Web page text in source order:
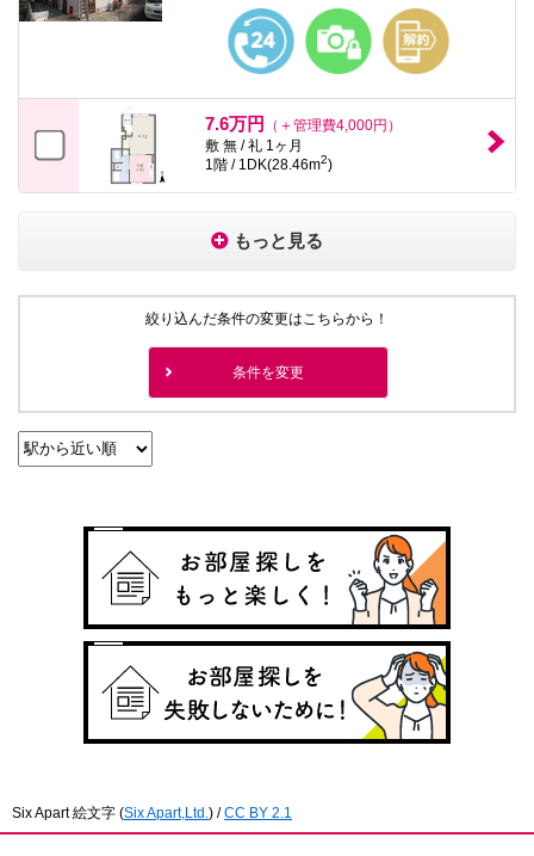
7.6万円
（＋管理費4,000円）
敷 無 / 礼 1ヶ月
1階 / 1DK(28.46m2)
もっと見る
絞り込んだ条件の変更はこちらから！
条件を変更
Six Apart 絵文字 (Six Apart,Ltd. ) /CC BY 2.1